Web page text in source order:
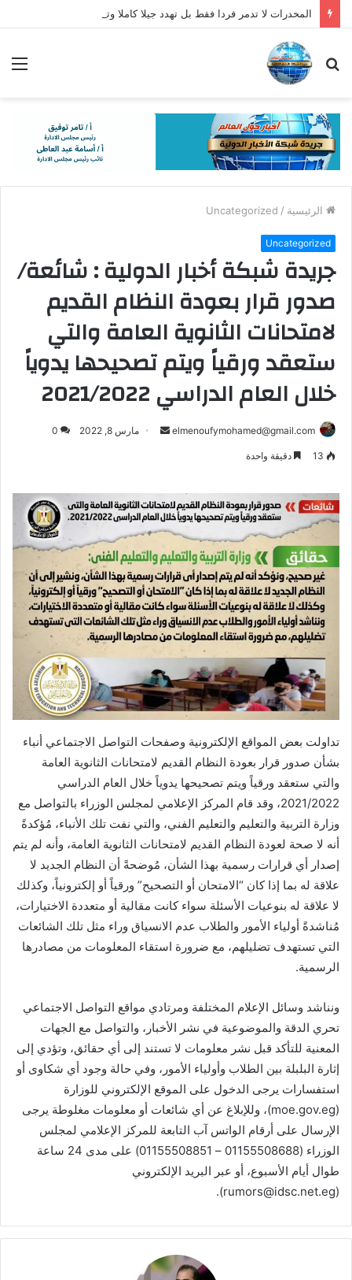
بحث
الرئيسية /
Uncategorized
Uncategorized
جريدة شبكة أخبار الدولية : شائعة/
صدور قرار بعودة النظام القديم
لامتحانات الثانوية العامة والتي
ستعقد ورقياً ويتم تصحيحها يدوياً
خلال العام الدراسي 2021/2022
elmenoufymohamed@gmail.com
أرسل مارس 8, 2022 0
13 دقيقة واحدة
تداولت بعض المواقع الإلكترونية وصفحات التواصل الاجتماعي أنباء
بشأن صدور قرار بعودة النظام القديم لامتحانات الثانوية العامة
والتي ستعقد ورقياً ويتم تصحيحها يدوياً خلال العام الدراسي
2021/2022، وقد قام المركز الإعلامي لمجلس الوزراء بالتواصل مع
وزارة التربية والتعليم والتعليم الفني، والتي نفت تلك الأنباء، مُؤكدةً
أنه لا صحة لعودة النظام القديم لامتحانات الثانوية العامة، وأنه لم يتم
إصدار أي قرارات رسمية بهذا الشأن، مُوضحةً أن النظام الجديد لا
علاقة له بما إذا كان “الامتحان أو التصحيح” ورقياً أو إلكترونياً، وكذلك
لا علاقة له بنوعيات الأسئلة سواء كانت مقالية أو متعددة الاختيارات،
مُناشدةً أولياء الأمور والطلاب عدم الانسياق وراء مثل تلك الشائعات
التي تستهدف تضليلهم، مع ضرورة استقاء المعلومات من مصادرها
الرسمية.
ونناشد وسائل الإعلام المختلفة ومرتادي مواقع التواصل الاجتماعي
تحري الدقة والموضوعية في نشر الأخبار، والتواصل مع الجهات
المعنية للتأكد قبل نشر معلومات لا تستند إلى أي حقائق، وتؤدي إلى
إثارة البلبلة بين الطلاب وأولياء الأمور، وفي حالة وجود أي شكاوى أو
استفسارات يرجى الدخول على الموقع الإلكتروني للوزارة
(moe.gov.eg)، وللإبلاغ عن أي شائعات أو معلومات مغلوطة يرجى
الإرسال على أرقام الواتس آب التابعة للمركز الإعلامي لمجلس
الوزراء (01155508688 – 01155508851) على مدى 24 ساعة
طوال أيام الأسبوع، أو عبر البريد الإلكتروني
(rumors@idsc.net.eg).